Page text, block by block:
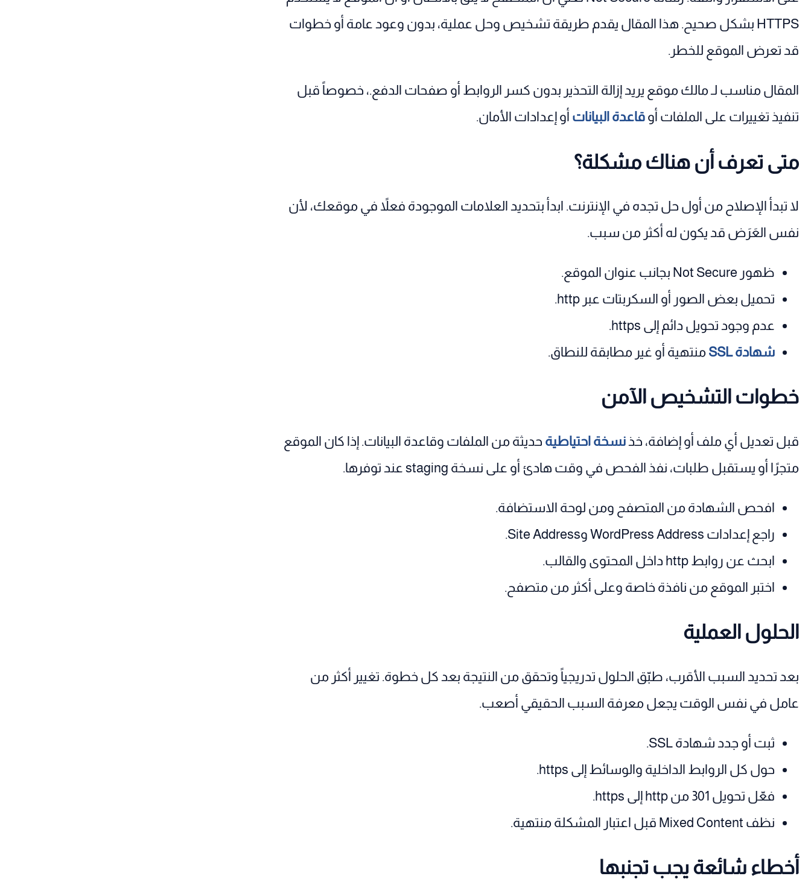
HTTPS بشكل صحيح. هذا المقال يقدم طريقة تشخيص وحل عملية، بدون وعود عامة أو خطوات
قد تعرض الموقع للخطر.
المقال مناسب لـ مالك موقع يريد إزالة التحذير بدون كسر الروابط أو صفحات الدفع.، خصوصاً قبل
تنفيذ تغييرات على الملفات أو قاعدة البيانات أو إعدادات الأمان.
متى تعرف أن هناك مشكلة؟
لا تبدأ الإصلاح من أول حل تجده في الإنترنت. ابدأ بتحديد العلامات الموجودة فعلاً في موقعك، لأن
نفس العَرَض قد يكون له أكثر من سبب.
ظهور Not Secure بجانب عنوان الموقع.
تحميل بعض الصور أو السكربتات عبر http.
عدم وجود تحويل دائم إلى https.
شهادة SSL
منتهية أو غير مطابقة للنطاق.
خطوات التشخيص الآمن
قبل تعديل أي ملف أو إضافة، خذ نسخة احتياطية حديثة من الملفات وقاعدة البيانات. إذا كان الموقع
متجرًا أو يستقبل طلبات، نفذ الفحص في وقت هادئ أو على نسخة staging عند توفرها.
افحص الشهادة من المتصفح ومن لوحة الاستضافة.
راجع إعدادات WordPress Address وSite Address.
ابحث عن روابط http داخل المحتوى والقالب.
اختبر الموقع من نافذة خاصة وعلى أكثر من متصفح.
الحلول العملية
بعد تحديد السبب الأقرب، طبّق الحلول تدريجياً وتحقق من النتيجة بعد كل خطوة. تغيير أكثر من
عامل في نفس الوقت يجعل معرفة السبب الحقيقي أصعب.
ثبت أو جدد شهادة SSL.
حول كل الروابط الداخلية والوسائط إلى https.
فعّل تحويل 301 من http إلى https.
نظف Mixed Content قبل اعتبار المشكلة منتهية.
أخطاء شائعة يجب تجنبها